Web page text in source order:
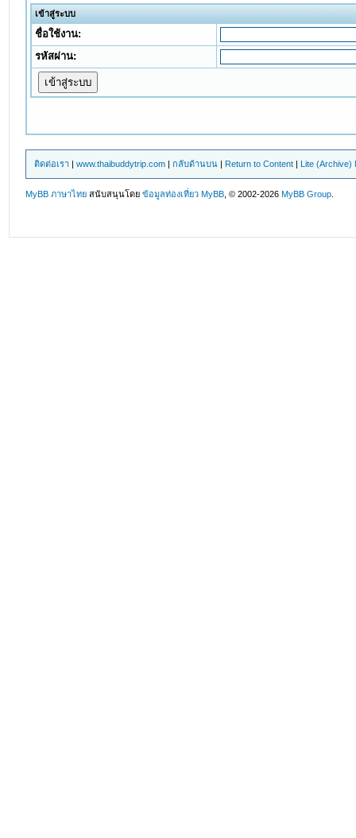
เข้าสู่ระบบ
ชื่อใช้งาน:
รหัสผ่าน:
ติดต่อเรา |www.thaibuddytrip.com |กลับด้านบน | Return to Content | Lite (Archive)
MyBB ภาษาไทย สนับสนุนโดยข้อมูลท่องเที่ยว MyBB , © 2002-2026MyBB Group